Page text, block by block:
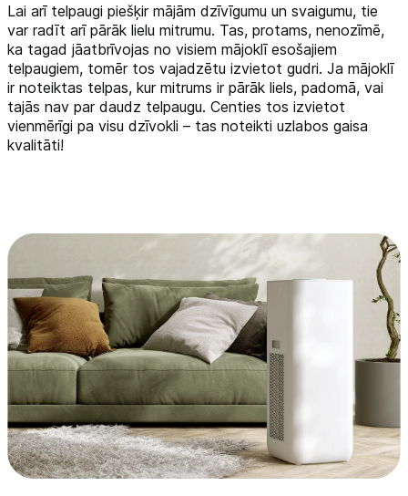
Tehnikas izvešana
Uzņēmumiem
Tet pakalpojumi
Lai arī telpaugi piešķir mājām dzīvīgumu un svaigumu, tie
var radīt arī pārāk lielu mitrumu. Tas, protams, nenozīmē,
ka tagad jāatbrīvojas no visiem mājoklī esošajiem
telpaugiem, tomēr tos vajadzētu izvietot gudri. Ja mājoklī
ir noteiktas telpas, kur mitrums ir pārāk liels, padomā, vai
tajās nav par daudz telpaugu. Centies tos izvietot
vienmērīgi pa visu dzīvokli – tas noteikti uzlabos gaisa
kvalitāti!